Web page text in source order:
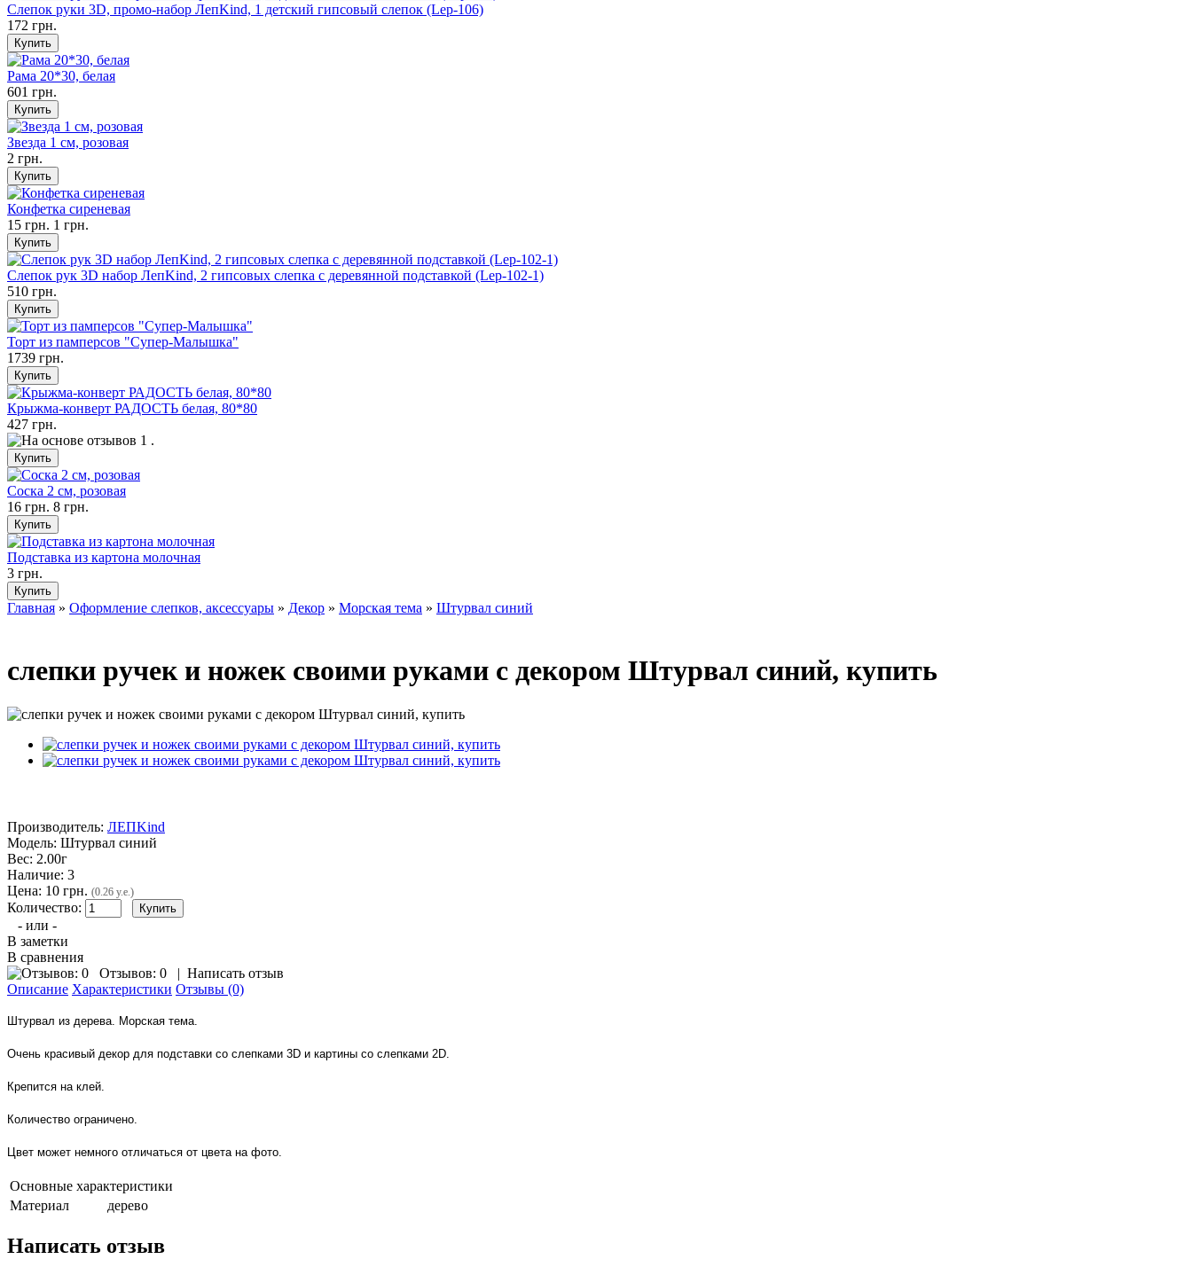
Слепок руки 3D, промо-набор ЛепKind, 1 детский гипсовый слепок (Lep-106)
172 грн.
Рама 20*30, белая
601 грн.
Звезда 1 см, розовая
2 грн.
Конфетка сиреневая
15 грн. 1 грн.
Слепок рук 3D набор ЛепKind, 2 гипсовых слепка с деревянной подставкой (Lep-102-1)
510 грн.
Торт из памперсов "Супер-Малышка"
1739 грн.
Крыжма-конверт РАДОСТЬ белая, 80*80
427 грн.
Соска 2 см, розовая
16 грн. 8 грн.
Подставка из картона молочная
3 грн.
Главная » Оформление слепков, аксессуары » Декор » Морская тема » Штурвал синий
слепки ручек и ножек своими руками с декором Штурвал синий, купить
Производитель: ЛЕПKind
Модель: Штурвал синий
Вес: 2.00г
Наличие: 3
Цена: 10 грн. (0.26 у.е.)
Количество:
- или -
В заметки
В сравнения
Отзывов: 0 | Написать отзыв
Описание Характеристики Отзывы (0)
Штурвал из дерева. Морская тема.
Очень красивый декор для подставки со слепками 3D и картины со слепками 2D.
Крепится на клей.
Количество ограничено.
Цвет может немного отличаться от цвета на фото.
Основные характеристики
Материал
дерево
Написать отзыв